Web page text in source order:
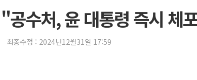
'
공수처, 윤 대통령 즉시 체
최종수정 : 2024년12월31일 17:59